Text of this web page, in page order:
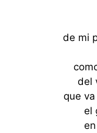
de mi
del
que
el